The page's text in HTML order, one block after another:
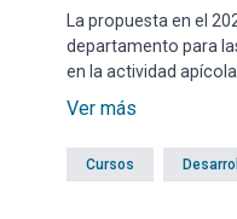
La propuesta en el
departamento para
en la actividad
productivos. Las
Ver más
Cursos